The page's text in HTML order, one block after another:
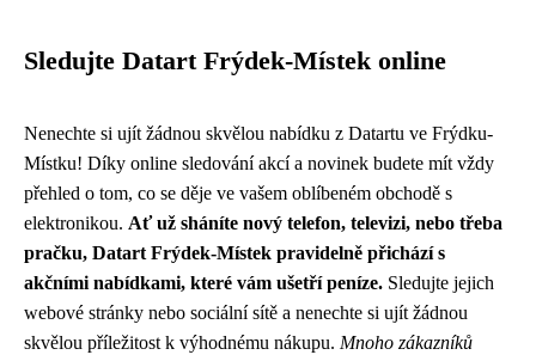
Sledujte Datart Frýdek-Místek online
Nenechte si ujít žádnou skvělou nabídku z Datartu ve Frýdku-
Místku! Díky online sledování akcí a novinek budete mít vždy
přehled o tom, co se děje ve vašem oblíbeném obchodě s
elektronikou. Ať už sháníte nový telefon, televizi, nebo třeba
pračku, Datart Frýdek-Místek pravidelně přichází s
akčními nabídkami, které vám ušetří peníze. Sledujte jejich
webové stránky nebo sociální sítě a nenechte si ujít žádnou
skvělou příležitost k výhodnému nákupu. Mnoho zákazníků